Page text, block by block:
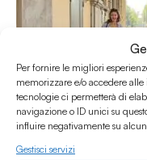
Per fornire le migliori
memorizzare e/o accedere
tecnologie ci permetterà di
navigazione o ID unici su
influire negativamente su
Gestisci servizi